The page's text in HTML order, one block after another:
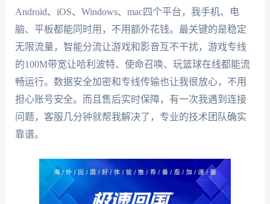
Android、iOS、Windows、mac四个平台，我手机、电
脑、平板都能同时用，不用额外花钱。最关键的是稳定
无限流量，智能分流让游戏和影音互不干扰，游戏专线
的100M带宽让哈利波特、使命召唤、玩篮球在线都能流
畅运行。数据安全加密和专线传输也让我很放心，不用
担心账号安全。而且售后实时保障，有一次我遇到连接
问题，客服几分钟就帮我解决了，专业的技术团队确实
靠谱。